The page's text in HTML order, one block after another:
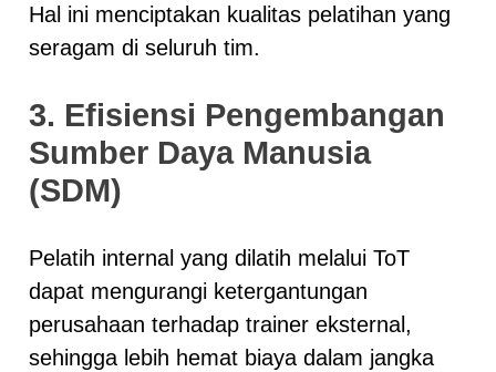
Hal ini menciptakan kualitas pelatihan yang
seragam di seluruh tim.
3. Efisiensi Pengembangan
Sumber Daya Manusia
(SDM)
Pelatih internal yang dilatih melalui ToT
dapat mengurangi ketergantungan
perusahaan terhadap trainer eksternal,
sehingga lebih hemat biaya dalam jangka